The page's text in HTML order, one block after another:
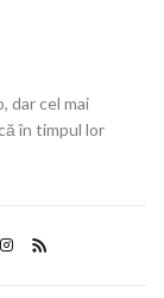
dar cel mai
în timpul lor